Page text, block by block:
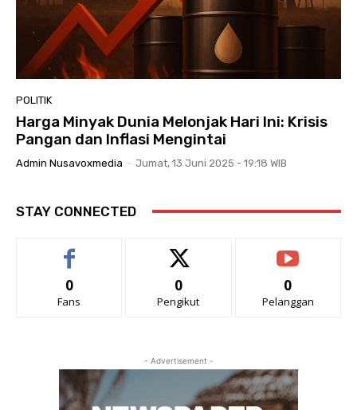
POLITIK
Harga Minyak Dunia Melonjak Hari Ini: Krisis
Pangan dan Inflasi Mengintai
Admin Nusavoxmedia - Jumat, 13 Juni 2025 - 19:18 WIB
STAY CONNECTED
0
Fans
0
Pengikut
0
Pelanggan
- Advertisement -